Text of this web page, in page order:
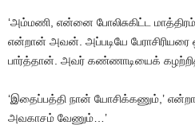
‘அம்மணி என்னை போலிசுகிட்ட மாத்திரம்
என்றான் அவன் அப்படியே பேராசிரியரை
பார்த்தான் அவர் கண்ணாடியைக்
‘இதைப்பத்தி நான் யோசிக்கணும் ,’
அவகாசம் வேணும் …’